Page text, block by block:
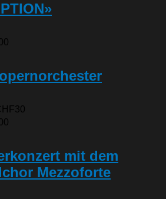
mit dem
Mezzoforte